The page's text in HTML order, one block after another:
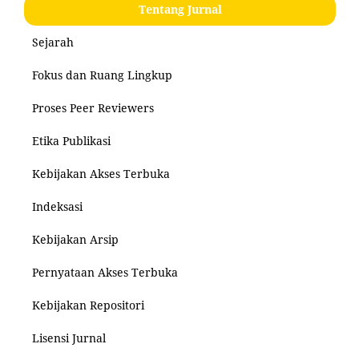
Tentang Jurnal
Sejarah
Fokus dan Ruang Lingkup
Proses Peer Reviewers
Etika Publikasi
Kebijakan Akses Terbuka
Indeksasi
Kebijakan Arsip
Pernyataan Akses Terbuka
Kebijakan Repositori
Lisensi Jurnal